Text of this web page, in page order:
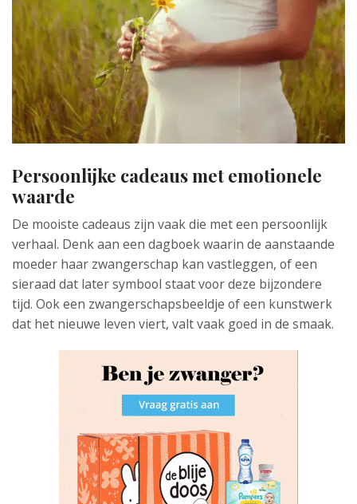
Persoonlijke cadeaus met emotionele
waarde
De mooiste cadeaus zijn vaak die met een persoonlijk
verhaal. Denk aan een dagboek waarin de aanstaande
moeder haar zwangerschap kan vastleggen, of een
sieraad dat later symbool staat voor deze bijzondere
tijd. Ook een zwangerschapsbeeldje of een kunstwerk
dat het nieuwe leven viert, valt vaak goed in de smaak.